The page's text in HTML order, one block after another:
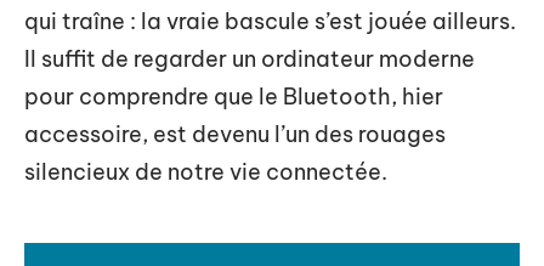
qui traîne : la vraie bascule s’est jouée ailleurs.
Il suffit de regarder un ordinateur moderne
pour comprendre que le Bluetooth, hier
accessoire, est devenu l’un des rouages
silencieux de notre vie connectée.